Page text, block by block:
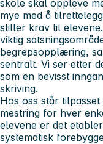
skole skal oppleve
mye med å
stiller krav til
viktig
begrepsopplæring,
sentralt. Vi ser etter
som en bevisst
skriving.
Hos oss står
mestring for hver
elevene er det
systematisk